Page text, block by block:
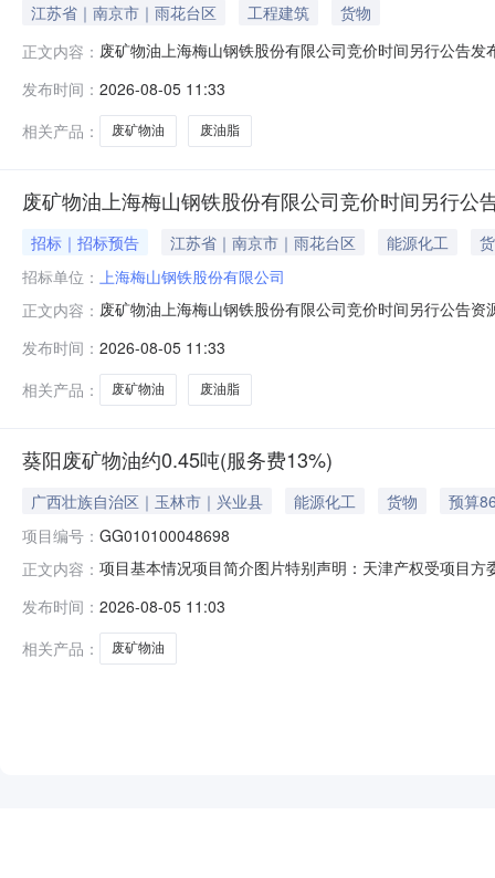
江苏省｜南京市｜雨花台区 工程建筑
货物
正文内容： 废矿物油上海梅山钢铁股份有限公司竞价时间另行公告
吨一年产生约100吨，目前仓库少量，可看货，提货待通
发布时间： 2026-08-05 11:33
相关产品：
废矿物油 废油脂
废矿物油上海梅山钢铁股份有限公司竞价时间另行公
招标｜招标预告 江苏省｜南京市｜雨花台区 能源化工
招标单位： 上海梅山钢铁股份有限公司
正文内容： 废矿物油上海梅山钢铁股份有限公司竞价时间另行公告
有意者必须到现场看货。表中涉及的规格、材质和成分
签订合同，付清全
发布时间： 2026-08-05 11:33
相关产品：
废矿物油 废油脂
葵阳废矿物油约0.45吨(服务费13%)
广西壮族自治区｜玉林市｜兴业县 能源化工 货物
预算
项目编号： GG010100048698
正文内容： 项目基本情况项目简介图片特别声明：天津产权受项目
项目名称葵阳废矿物油约0.45吨（服务费13%）项目编
发布时间： 2026-08-05 11:03
相关产品：
废矿物油